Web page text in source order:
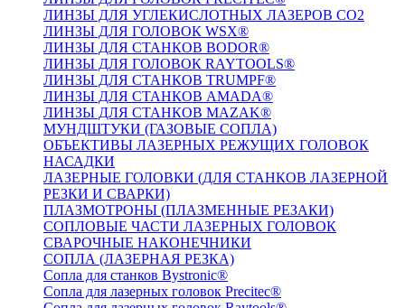
ЛИНЗЫ ДЛЯ УГЛЕКИСЛОТНЫХ ЛАЗЕРОВ CO2
ЛИНЗЫ ДЛЯ ГОЛОВОК WSX®
ЛИНЗЫ ДЛЯ СТАНКОВ BODOR®
ЛИНЗЫ ДЛЯ ГОЛОВОК RAYTOOLS®
ЛИНЗЫ ДЛЯ СТАНКОВ TRUMPF®
ЛИНЗЫ ДЛЯ СТАНКОВ AMADA®
ЛИНЗЫ ДЛЯ СТАНКОВ MAZAK®
МУНДШТУКИ (ГАЗОВЫЕ СОПЛА)
ОБЪЕКТИВЫ ЛАЗЕРНЫХ РЕЖУЩИХ ГОЛОВОК
НАСАДКИ
ЛАЗЕРНЫЕ ГОЛОВКИ (ДЛЯ СТАНКОВ ЛАЗЕРНОЙ
РЕЗКИ И СВАРКИ)
ПЛАЗМОТРОНЫ (ПЛАЗМЕННЫЕ РЕЗАКИ)
СОПЛОВЫЕ ЧАСТИ ЛАЗЕРНЫХ ГОЛОВОК
СВАРОЧНЫЕ НАКОНЕЧНИКИ
СОПЛА (ЛАЗЕРНАЯ РЕЗКА)
Сопла для станков Bystronic®
Сопла для лазерных головок Precitec®